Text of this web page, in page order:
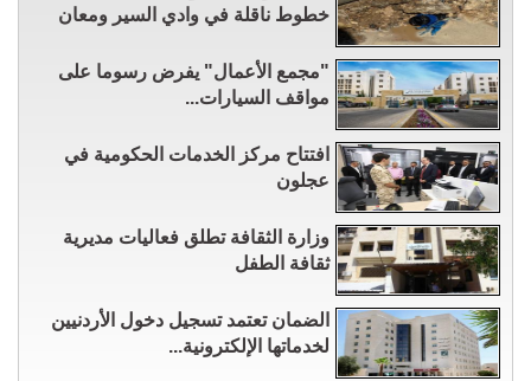
خطوط ناقلة في وادي السير ومعان
"مجمع الأعمال" يفرض رسوما على
مواقف السيارات...
افتتاح مركز الخدمات الحكومية في
عجلون
وزارة الثقافة تطلق فعاليات مديرية
ثقافة الطفل
الضمان تعتمد تسجيل دخول الأردنيين
لخدماتها الإلكترونية...